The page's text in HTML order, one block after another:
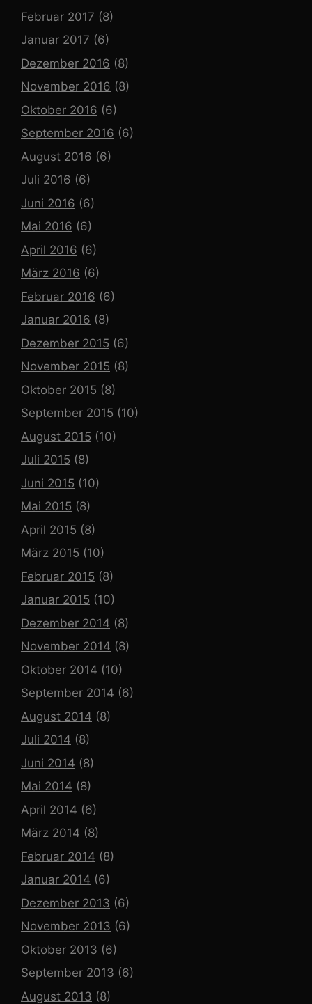
Februar 2017 (8)
Januar 2017 (6)
Dezember 2016 (8)
November 2016 (8)
Oktober 2016 (6)
September 2016 (6)
August 2016 (6)
Juli 2016 (6)
Juni 2016 (6)
Mai 2016 (6)
April 2016 (6)
März 2016 (6)
Februar 2016 (6)
Januar 2016 (8)
Dezember 2015 (6)
November 2015 (8)
Oktober 2015 (8)
September 2015 (10)
August 2015 (10)
Juli 2015 (8)
Juni 2015 (10)
Mai 2015 (8)
April 2015 (8)
März 2015 (10)
Februar 2015 (8)
Januar 2015 (10)
Dezember 2014 (8)
November 2014 (8)
Oktober 2014 (10)
September 2014 (6)
August 2014 (8)
Juli 2014 (8)
Juni 2014 (8)
Mai 2014 (8)
April 2014 (6)
März 2014 (8)
Februar 2014 (8)
Januar 2014 (6)
Dezember 2013 (6)
November 2013 (6)
Oktober 2013 (6)
September 2013 (6)
August 2013 (8)